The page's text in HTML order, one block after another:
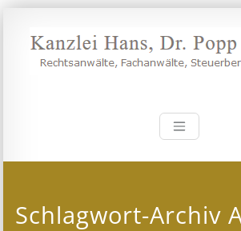
Inhalt
springen
Schlagwort-Archiv